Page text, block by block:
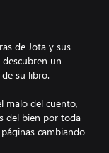
de Jota y sus
un
su libro.
malo del cuento,
del bien por toda
cambiando